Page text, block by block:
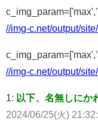
//img-c.net/output/
//img-c.net/output/
1: 以下、名無しにか
2024/06/25(火)